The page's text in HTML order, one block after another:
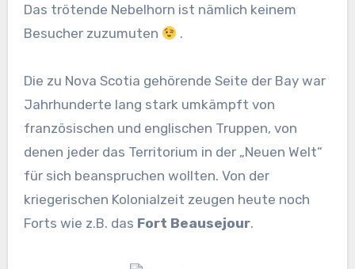
Das trötende Nebelhorn ist nämlich keinem
Besucher zuzumuten
.
Die zu Nova Scotia gehörende Seite der Bay war
Jahrhunderte lang stark umkämpft von
französischen und englischen Truppen, von
denen jeder das Territorium in der „Neuen Welt“
für sich beanspruchen wollten. Von der
kriegerischen Kolonialzeit zeugen heute noch
Forts wie z.B. das Fort Beausejour.